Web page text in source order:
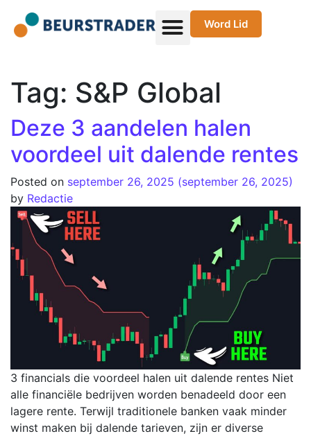
Word Lid
Tag: S&P Global
Deze 3 aandelen halen
voordeel uit dalende rentes
Posted on september 26, 2025 (september 26, 2025)
by Redactie
3 financials die voordeel halen uit dalende rentes Niet
alle financiële bedrijven worden benadeeld door een
lagere rente. Terwijl traditionele banken vaak minder
winst maken bij dalende tarieven, zijn er diverse